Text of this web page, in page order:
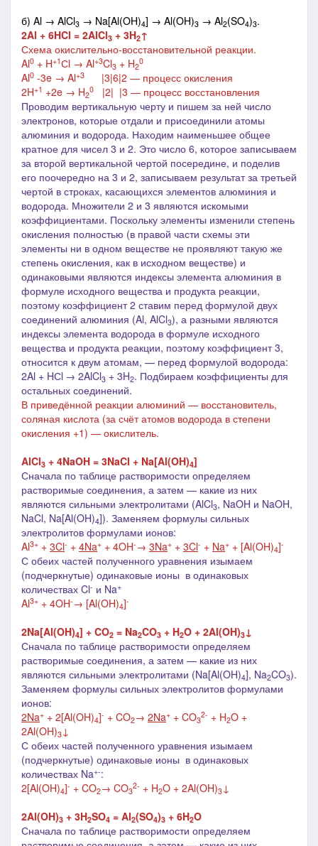
б) Al → AlCl3 → Na[Al(OH)4] → Al(OH)3 → Al2(SO4)3.
2Al + 6HCl = 2AlCl3 + 3H2↑
Схема окислительно-восстановительной реакции.
Al0 + H+1Сl → Al+3Cl3 + H2
0
Al0 -3e → Al+3
|3|6|2 ― процесс окисления
2H+1 +2e → H2
0
|2| |3 ― процесс восстановления
Проводим вертикальную черту и пишем за ней число
электронов, которые отдали и присоединили атомы
алюминия и водорода. Находим наименьшее общее
кратное для чисел 3 и 2. Это число 6, которое записываем
за второй вертикальной чертой посередине, и поделив
его поочередно на 3 и 2, записываем результат за третьей
чертой в строках, касающихся элементов алюминия и
водорода. Множители 2 и 3 являются искомыми
коэффициентами. Поскольку элементы изменили степень
окисления полностью (в правой части схемы эти
элементы ни в одном веществе не проявляют такую же
степень окисления, как в исходном веществе) и
одинаковыми являются индексы элемента алюминия в
формуле исходного вещества и продукта реакции,
поэтому коэффициент 2 ставим перед формулой двух
соединений алюминия (Al, AlCl3), а разными являются
индексы элемента водорода в формуле исходного
вещества и продукта реакции, поэтому коэффициент 3,
относится к двум атомам, — перед формулой водорода:
2Al + HСl → 2AlCl3 + 3H2. Подбираем коэффициенты для
остальных соединений.
В приведённой реакции алюминий — восстановитель,
соляная кислота (за счёт атомов водорода в степени
окисления +1) — окислитель.
AlCl3 + 4NaOH = 3NaCl + Na[Al(OH)4]
Сначала по таблице растворимости определяем
растворимые соединения, а затем — какие из них
являются сильными электролитами (AlCl3, NaOH и NaOH,
NaCl, Na[Al(OH)4]). Заменяем формулы сильных
электролитов формулами ионов:
Al3+ + 3Cl- + 4Na+ + 4OH- → 3Na+ + 3Cl- + Na+ + [Al(OH)4]-
С обеих частей полученного уравнения изымаем
(подчеркнутые) одинаковые ионы в одинаковых
количествах Cl- и Na+
Al3+ + 4OH- → [Al(OH)4]-
2Na[Al(OH)4] + CO2 = Na2CO3 + H2O + 2Al(OH)3↓
Сначала по таблице растворимости определяем
растворимые соединения, а затем — какие из них
являются сильными электролитами (Na[Al(OH)4], Na2CO3).
Заменяем формулы сильных электролитов формулами
ионов:
2Na+ + 2[Al(OH)4]- + CO2→ 2Na+ + CO3
2- + H2O +
2Al(OH)3↓
С обеих частей полученного уравнения изымаем
(подчеркнутые) одинаковые ионы в одинаковых
количествах Na+-:
2[Al(OH)4]- + CO2→ CO3
2- + H2O + 2Al(OH)3↓
2Al(OH)3 + 3H2SO4 = Al2(SO4)3 + 6H2O
Сначала по таблице растворимости определяем